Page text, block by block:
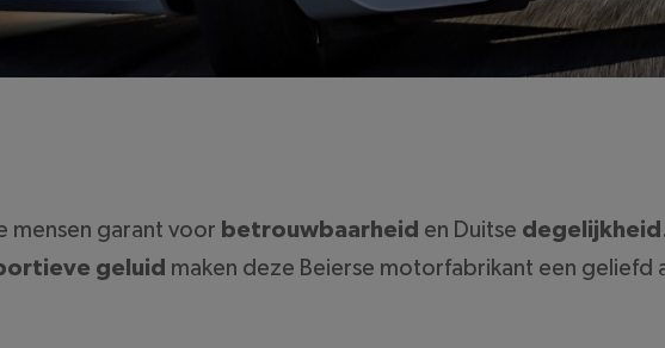
mensen garant voor betrouwbaarheid en Duitse degelijkheid
geluid maken deze Beierse motorfabrikant een geliefd